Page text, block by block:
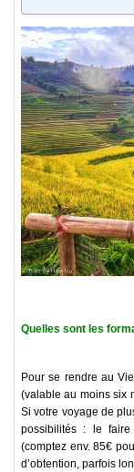
Quelles sont les
Pour se rendre au
(valable au moins six
Si votre voyage de
possibilités : le faire
(comptez env. 85€
d’obtention, parfois